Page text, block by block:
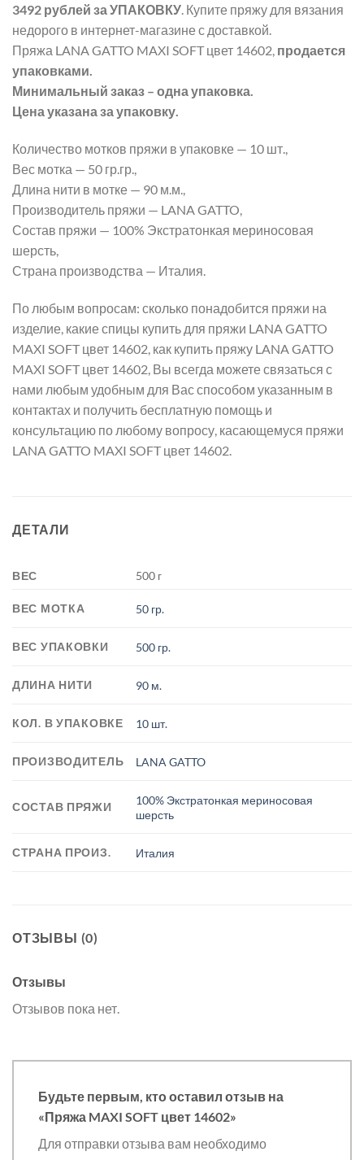
3492 рублей за УПАКОВКУ. Купите пряжу для вязания
недорого в интернет-магазине с доставкой.
Пряжа LANA GATTO MAXI SOFT цвет 14602, продается
упаковками.
Минимальный заказ – одна упаковка.
Цена указана за упаковку.
Количество мотков пряжи в упаковке — 10 шт.,
Вес мотка — 50 гр.гр.,
Длина нити в мотке — 90 м.м.,
Производитель пряжи — LANA GATTO,
Состав пряжи — 100% Экстратонкая мериносовая
шерсть,
Страна производства — Италия.
По любым вопросам: сколько понадобится пряжи на
изделие, какие спицы купить для пряжи LANA GATTO
MAXI SOFT цвет 14602, как купить пряжу LANA GATTO
MAXI SOFT цвет 14602, Вы всегда можете связаться с
нами любым удобным для Вас способом указанным в
контактах и получить бесплатную помощь и
консультацию по любому вопросу, касающемуся пряжи
LANA GATTO MAXI SOFT цвет 14602.
ДЕТАЛИ
ВЕС 500 г
ВЕС МОТКА 50 гр.
ВЕС УПАКОВКИ 500 гр.
ДЛИНА НИТИ 90 м.
КОЛ. В УПАКОВКЕ 10 шт.
ПРОИЗВОДИТЕЛЬ LANA GATTO
СОСТАВ ПРЯЖИ
100% Экстратонкая мериносовая
шерсть
СТРАНА ПРОИЗ. Италия
ОТЗЫВЫ (0)
Отзывы
Отзывов пока нет.
Будьте первым, кто оставил отзыв на
«Пряжа MAXI SOFT цвет 14602»
Для отправки отзыва вам необходимо